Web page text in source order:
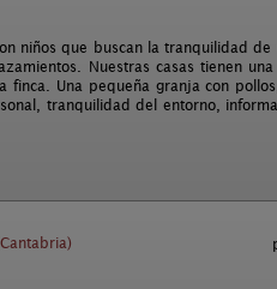
niños que buscan la tranquilidad de
Nuestras casas tienen una
Una pequeña granja con
tranquilidad del entorno,